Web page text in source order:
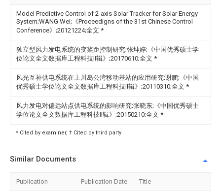
Model Predictive Control of 2-axis Solar Tracker for Solar Energy
System;WANG Wei;《Proceedigns of the 31st Chinese Control
Conference》;20121224;全文 *
独立型风力发电系统的变桨距控制研究;张坤婷;《中国优秀硕士学
位论文全文数据库工程科技II辑》;20170610;全文 *
风光互补供电系统在上川岛公湾移动基站的应用研究;谢鹏;《中国
优秀硕士学位论文全文数据库工程科技II辑》;20110310;全文 *
风力发电对偏远站点供电系统的影响研究;张晓东;《中国优秀硕士
学位论文全文数据库工程科技II辑》;20150210;全文 *
* Cited by examiner, † Cited by third party
Similar Documents
Publication Publication Date Title